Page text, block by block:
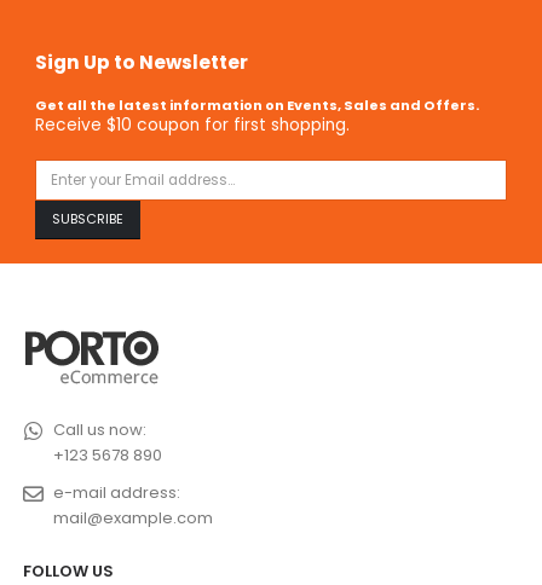
Sign Up to Newsletter
Get all the latest information on Events, Sales and Offers.
Receive $10 coupon for first shopping.
Call us now:
+123 5678 890
e-mail address:
mail@example.com
FOLLOW US